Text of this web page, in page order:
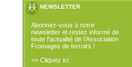
NEWSLETTER
Abonnez-vous à notre
newsletter et restez informé de
toute l'actualité de l'Association
Fromages de terroirs !
>> Cliquez ici